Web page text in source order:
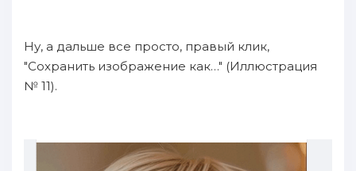
Ну, а дальше все просто, правый клик,
"Сохранить изображение как…" (Иллюстрация
№ 11).